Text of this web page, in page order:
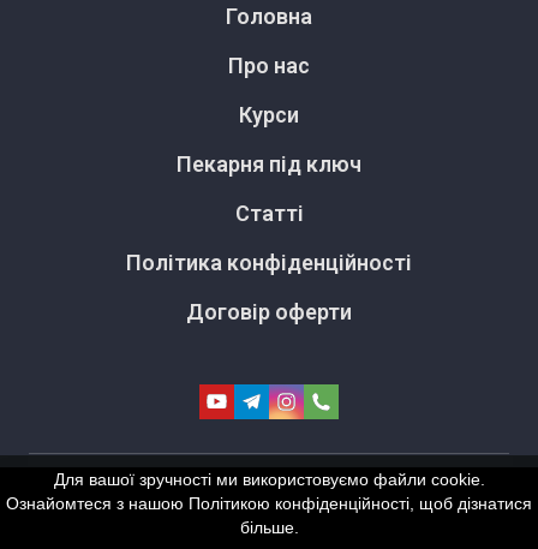
Головна
Про нас
Курси
Пекарня під ключ
Статті
Політика конфіденційності
Договір оферти
Для вашої зручності ми використовуємо файли cookie.
Ознайомтеся з нашою Політикою конфіденційності, щоб дізнатися
більше.